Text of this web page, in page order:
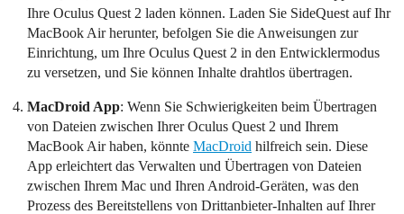
Ihre Oculus Quest 2 laden können. Laden Sie SideQuest auf Ihr
MacBook Air herunter, befolgen Sie die Anweisungen zur
Einrichtung, um Ihre Oculus Quest 2 in den Entwicklermodus
zu versetzen, und Sie können Inhalte drahtlos übertragen.
MacDroid App: Wenn Sie Schwierigkeiten beim Übertragen
von Dateien zwischen Ihrer Oculus Quest 2 und Ihrem
MacBook Air haben, könnte MacDroid hilfreich sein. Diese
App erleichtert das Verwalten und Übertragen von Dateien
zwischen Ihrem Mac und Ihren Android-Geräten, was den
Prozess des Bereitstellens von Drittanbieter-Inhalten auf Ihrer